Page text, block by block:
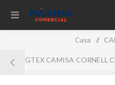
Casa /
MAGTEX CAMISA CORNELL